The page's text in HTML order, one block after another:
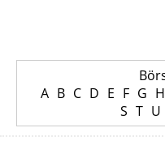
A B C D E F G H
S T U